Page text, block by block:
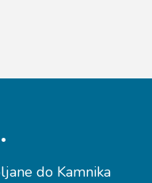
do Kamnika